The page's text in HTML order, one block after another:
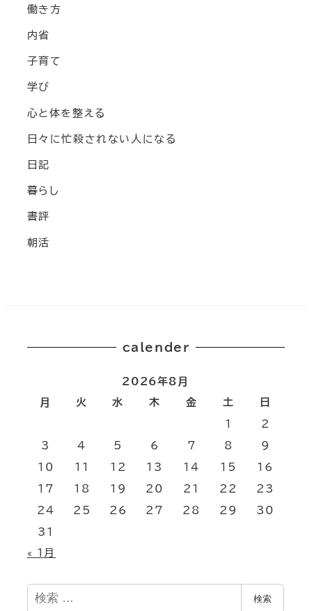
働き方
内省
子育て
学び
心と体を整える
日々に忙殺されない人になる
日記
暮らし
書評
朝活
calender
2026年8月
月
火 水 木 金 土 日
1 2
3 4 5 6 7 8 9
10 11 12 13 14 15 16
17 18 19 20 21 22 23
24 25 26 27 28 29 30
31
« 1月
検
検索